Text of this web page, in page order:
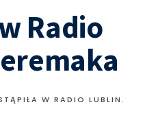
Radio
W RADIO LUBLIN.